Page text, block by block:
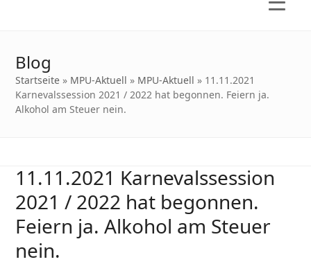
Blog
Startseite » MPU-Aktuell » MPU-Aktuell » 11.11.2021
Karnevalssession 2021 / 2022 hat begonnen. Feiern ja.
Alkohol am Steuer nein.
11.11.2021 Karnevalssession
2021 / 2022 hat begonnen.
Feiern ja. Alkohol am Steuer
nein.